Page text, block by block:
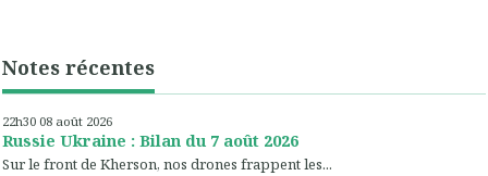
Notes récentes
22h30 08 août 2026
Russie Ukraine : Bilan du 7 août 2026
Sur le front de Kherson, nos drones frappent les...